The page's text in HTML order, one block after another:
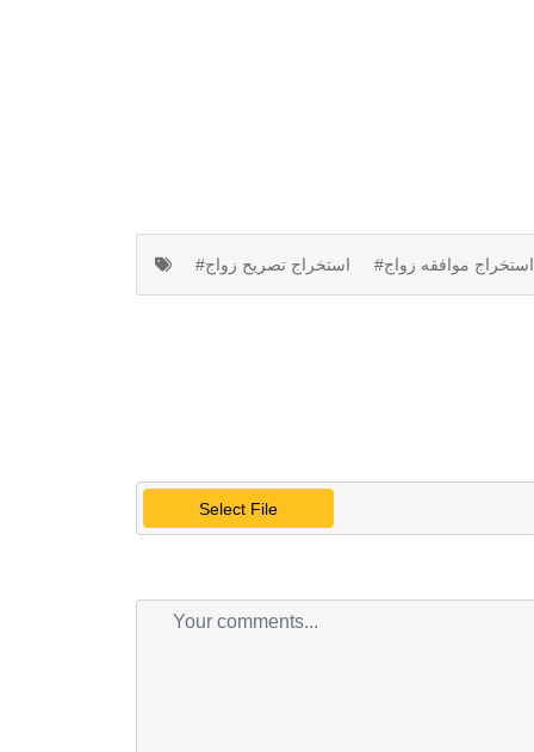
#استخراج تصريح زواج #استخراج موافقه زواج
Select File